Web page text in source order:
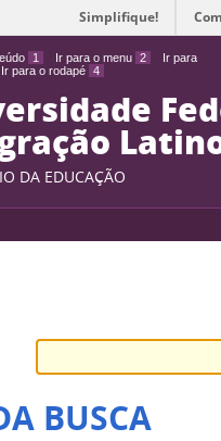
1 Ir para o menu 2
Ir para
Ir para o rodapé 4
Simplifique!
DA EDUCAÇÃO
BUSCA